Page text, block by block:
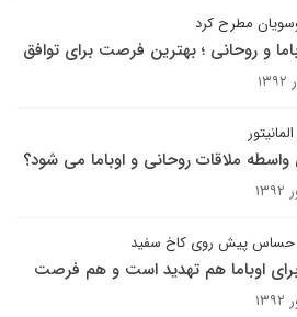
مطرح کرد
و روحانی ؛ بهترین فرصت برای توافق
ملاقات روحانی و اوباما می شود؟
پیش روی کاخ سفید
اوباما هم تهدید است و هم فرصت